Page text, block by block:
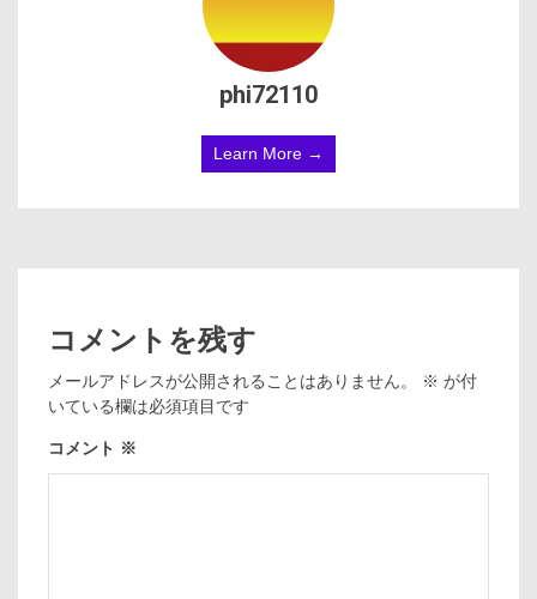
phi72110
Learn More →
コメントを残す
メールアドレスが公開されることはありません。 ※ が付
いている欄は必須項目です
コメント ※